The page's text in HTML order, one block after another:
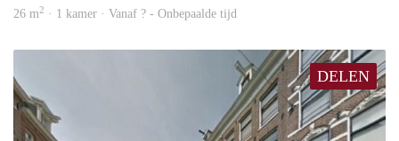
26 m2 · 1 kamer · Vanaf ? - Onbepaalde tijd
DELEN